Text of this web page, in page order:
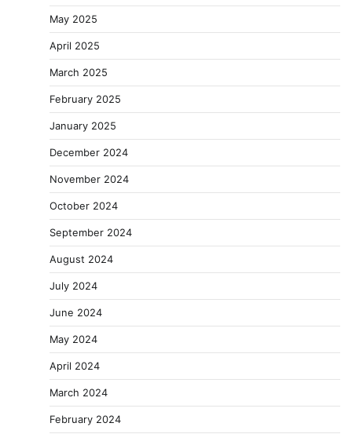
May 2025
April 2025
March 2025
February 2025
January 2025
December 2024
November 2024
October 2024
September 2024
August 2024
July 2024
June 2024
May 2024
April 2024
March 2024
February 2024